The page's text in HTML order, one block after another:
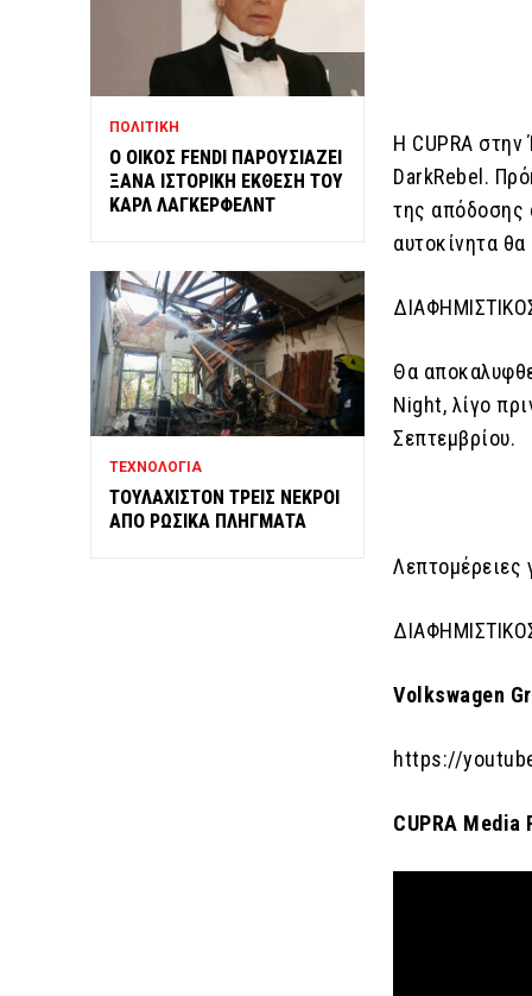
ΠΟΛΙΤΙΚΗ
Ο ΟΙΚΟΣ FENDI ΠΑΡΟΥΣΙΑΖΕΙ
ΞΑΝΑ ΙΣΤΟΡΙΚΗ ΕΚΘΕΣΗ ΤΟΥ
ΚΑΡΛ ΛΑΓΚΕΡΦΕΛΝΤ
ΤΕΧΝΟΛΟΓΙΑ
ΤΟΥΛΑΧΙΣΤΟΝ ΤΡΕΙΣ ΝΕΚΡΟΙ
ΑΠΟ ΡΩΣΙΚΑ ΠΛΗΓΜΑΤΑ
Η CUPRA
DarkRebel.
της απόδοσης
αυτοκίνητα θα
Θα
Night, λίγο
Σεπτεμβρίου.
Λεπτομέρειες
Volkswagen
https://
CUPRA Media